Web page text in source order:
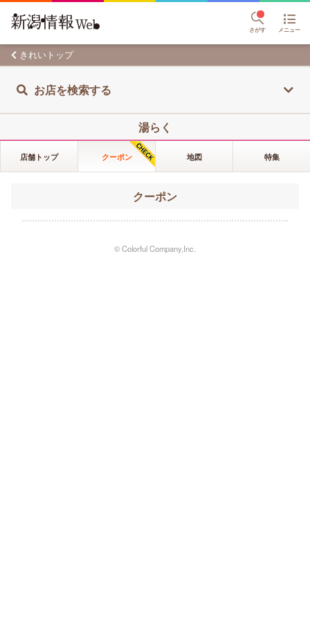
さがす メニュー
きれいトップ
お店を検索する
湯らく
店舗トップ クーポン 地図 特集
クーポン
© Colorful Company,Inc.